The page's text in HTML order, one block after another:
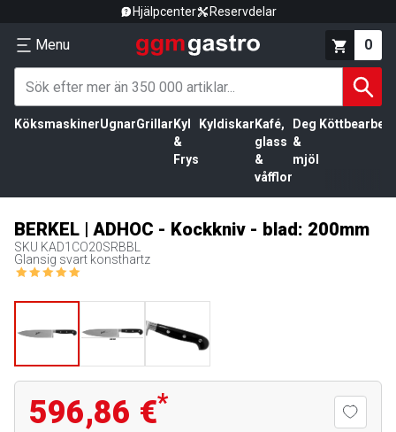
Hjälpcenter Reservdelar
Menu 0
KöksmaskinerUgnarGrillar Kyl
&
Frys
Kyldiskar Kafé,
glass
&
våfflor
Deg
&
mjöl
BERKEL | ADHOC - Kockkniv - blad: 200mm
SKU KAD1CO20SRBBL
Glansig svart konsthartz
596,86 €*